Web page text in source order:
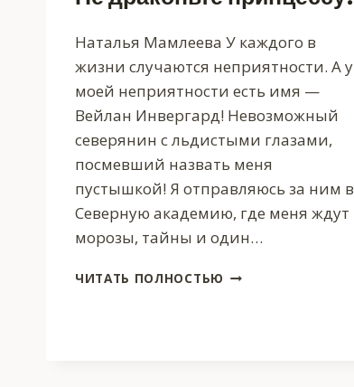
Наталья Мамлеева У каждого в
жизни случаются неприятности. А у
моей неприятности есть имя —
Вейлан Инвергард! Невозможный
северянин с льдистыми глазами,
посмевший назвать меня
пустышкой! Я отправляюсь за ним в
Северную академию, где меня ждут
морозы, тайны и один…
ЧИТАТЬ ПОЛНОСТЬЮ НЕ